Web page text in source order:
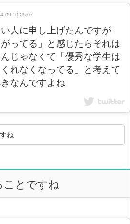
人に申し上げたんですが
ってる」と感じたらそれは
じゃなくて「優秀な学生は
れなくなってる」と考えて
なんですよね
09 10:25:07
ね
ことですね